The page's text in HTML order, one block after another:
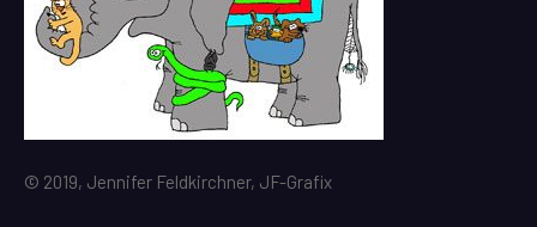
© 2019, Jennifer Feldkirchner, JF-Grafix